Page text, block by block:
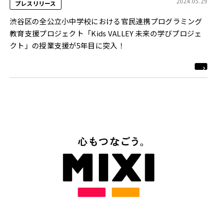
プレスリリース
渋谷区の全公立小中学校における官民連携プログラミング
教育支援プロジェクト「Kids VALLEY 未来の学びプロジェ
クト」の授業支援が5年目に突入！